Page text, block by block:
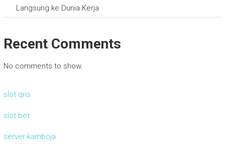
Langsung ke Dunia Kerja
Recent Comments
No comments to show.
slot qris
slot bet
server kamboja